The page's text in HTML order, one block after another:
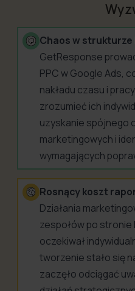
Chaos w strukturze
GetResponse
PPC w Google Ads,
nakładu czasu i
zrozumieć ich
uzyskanie spójnego
marketingowych i
wymagających
Rosnący koszt
Działania
zespołów po
oczekiwał
tworzenie stało się
zaczęło odciągać